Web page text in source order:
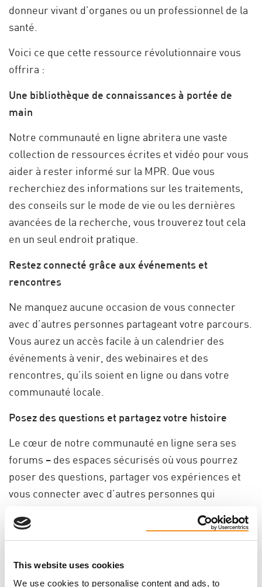
This website uses cookies
We use cookies to personalise content and ads, to
donneur vivant d’organes ou un professionnel de la
santé.
Voici ce que cette ressource révolutionnaire vous
offrira :
Une bibliothèque de connaissances à portée de
main
Notre communauté en ligne abritera une vaste
collection de ressources écrites et vidéo pour vous
aider à rester informé sur la MPR. Que vous
recherchiez des informations sur les traitements,
des conseils sur le mode de vie ou les dernières
avancées de la recherche, vous trouverez tout cela
en un seul endroit pratique.
Restez connecté grâce aux événements et
rencontres
Ne manquez aucune occasion de vous connecter
avec d’autres personnes partageant votre parcours.
Vous aurez un accès facile à un calendrier des
événements à venir, des webinaires et des
rencontres, qu’ils soient en ligne ou dans votre
communauté locale.
Posez des questions et partagez votre histoire
Le cœur de notre communauté en ligne sera ses
forums – des espaces sécurisés où vous pourrez
poser des questions, partager vos expériences et
vous connecter avec d’autres personnes qui
ayez besoin de conseils, de soutien ou simplement
d’une oreille attentive, cette communauté sera là
pour vous.